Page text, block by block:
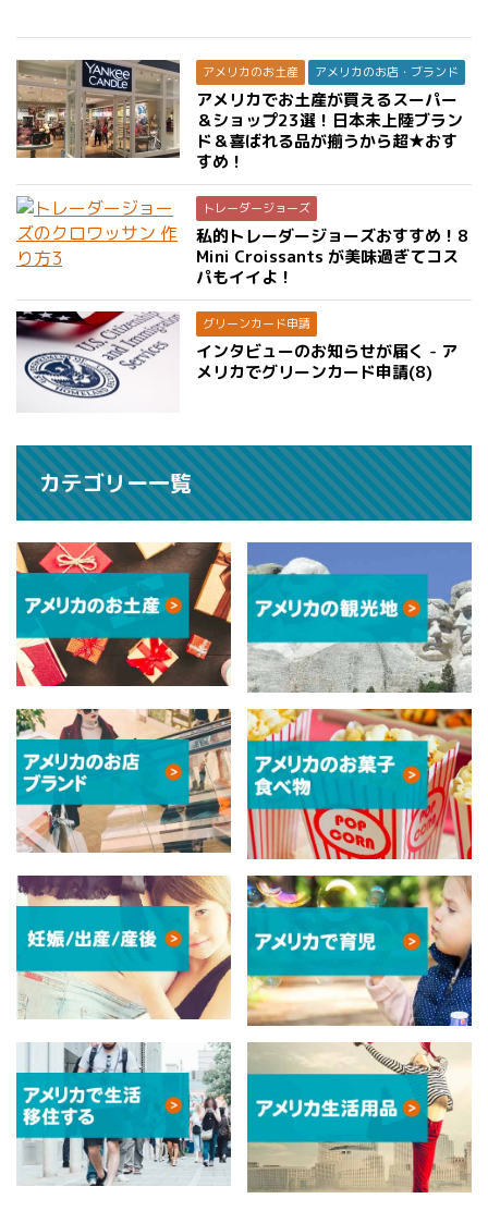
アメリカのお土産 アメリカのお店・ブランド
アメリカでお土産が買えるスーパー
＆ショップ23選！日本未上陸ブラン
ド＆喜ばれる品が揃うから超★おす
すめ！
トレーダージョーズ
私的トレーダージョーズおすすめ！8
Mini Croissants が美味過ぎてコス
パもイイよ！
グリーンカード申請
インタビューのお知らせが届く - ア
メリカでグリーンカード申請(8)
カテゴリー一覧